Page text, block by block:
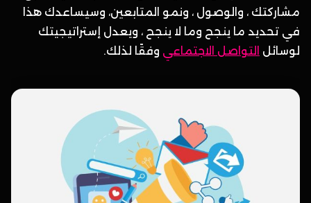
مشاركتك ، والوصول ، ونمو المتابعين، وسيساعدك هذا
في تحديد ما ينجح وما لا ينجح ، ويعدل إستراتيجيتك
لوسائل التواصل الاجتماعي وفقًا لذلك.